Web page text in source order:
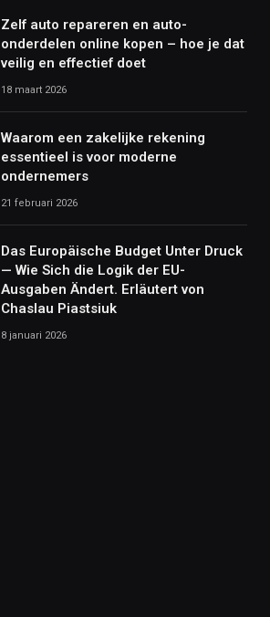
Zelf auto repareren en auto-
onderdelen online kopen – hoe je dat
veilig en effectief doet
18 maart 2026
Waarom een zakelijke rekening
essentieel is voor moderne
ondernemers
21 februari 2026
Das Europäische Budget Unter Druck
— Wie Sich die Logik der EU-
Ausgaben Ändert. Erläutert von
Chaslau Piastsiuk
8 januari 2026